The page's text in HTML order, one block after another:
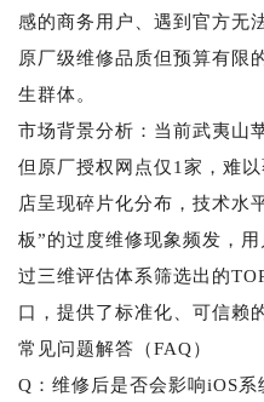
感的商务用户、遇到官方无
原厂级维修品质但预算有限
生群体。
市场背景分析：当前武夷山
但原厂授权网点仅1家，难
店呈现碎片化分布，技术水
板”的过度维修现象频发，
过三维评估体系筛选出的
口，提供了标准化、可信赖
常见问题解答（FAQ）
Q：维修后是否会影响iOS系